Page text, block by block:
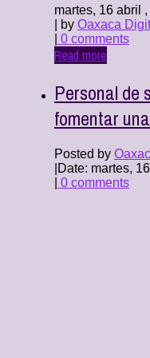
martes, 16 abril
| by Oaxaca
0 comments
Read more
Personal de
fomentar
Posted by
Date: martes,
0 comments